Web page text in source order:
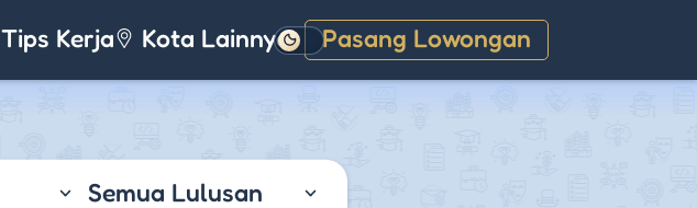
Tips Kerja Kota Lainnya Pasang Lowongan
Gelap
Semua Lulusan